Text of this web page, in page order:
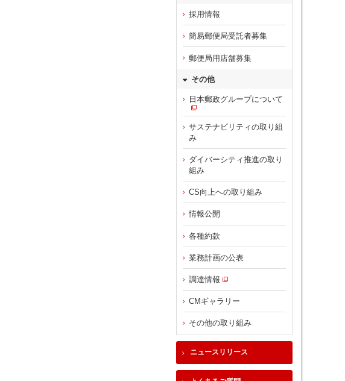
採用情報
簡易郵便局受託者募集
郵便局用店舗募集
その他
日本郵政グループについて
サステナビリティの取り組
み
ダイバーシティ推進の取り
組み
CS向上への取り組み
情報公開
各種約款
業務計画の公表
調達情報
CMギャラリー
その他の取り組み
ニュースリリース